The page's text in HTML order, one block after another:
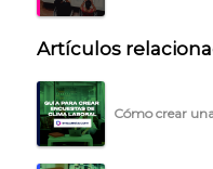
Artículos
Cómo crear